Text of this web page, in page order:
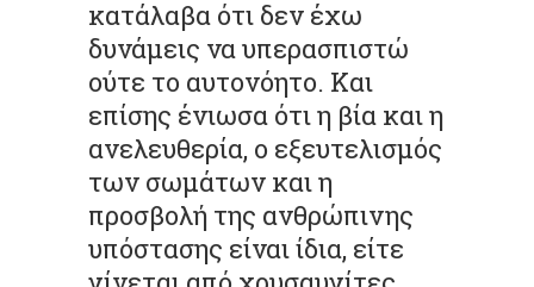
κατάλαβα ότι δεν έχω
δυνάμεις να υπερασπιστώ
ούτε το αυτονόητο. Και
επίσης ένιωσα ότι η βία και η
ανελευθερία, ο εξευτελισμός
των σωμάτων και η
προσβολή της ανθρώπινης
υπόστασης είναι ίδια, είτε